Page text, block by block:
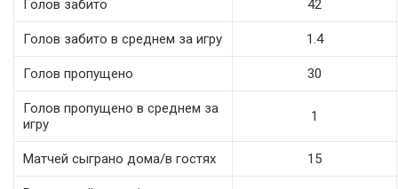
Голов забито 42
Голов забито в среднем за игру 1.4
Голов пропущено 30
Голов пропущено в среднем за
игру
1
Матчей сыграно дома/в гостях 15